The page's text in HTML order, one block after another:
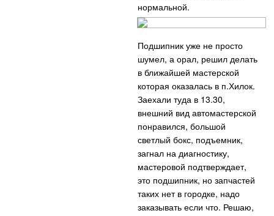
нормальной.
Подшипник уже не просто
шумел, а орал, решил делать
в ближайшей мастерской
которая оказалась в п.Хилок.
Заехали туда в 13.30,
внешний вид автомастерской
понравился, большой
светлый бокс, подъемник,
загнал на диагностику,
мастеровой подтверждает,
это подшипник, но запчастей
таких нет в городке, надо
заказывать если что. Решаю,